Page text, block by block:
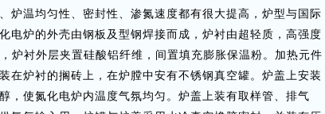
炉温均匀性、密封性、渗氮速度都有很大提高，炉型与国际
电炉的外壳由钢板及型钢焊接而成，炉衬由超轻质，高强度
炉衬外层夹置硅酸铝纤维，间置填充膨胀保温粉。加热元件
在炉衬的搁砖上，在炉膛中安有不锈钢真空罐。炉盖上安装
，使氮化电炉内温度气氛均匀。炉盖上装有取样管、排气